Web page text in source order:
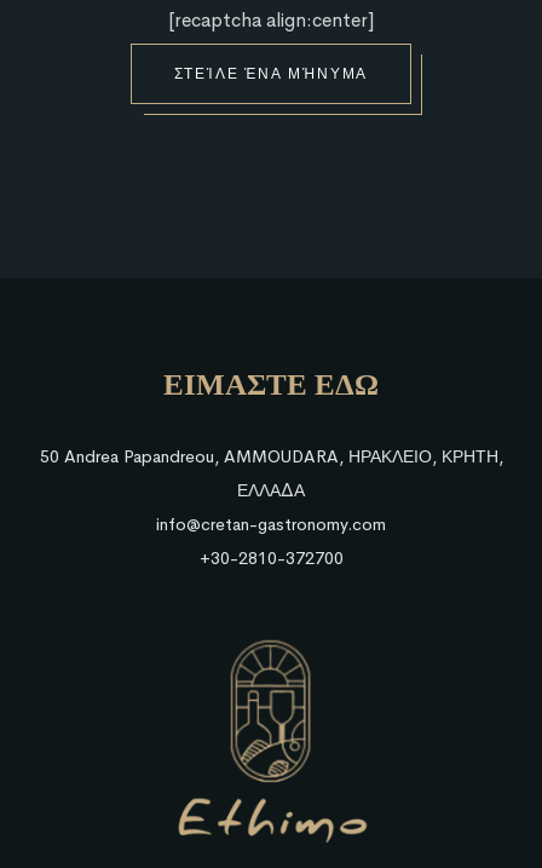
[recaptcha align:center]
ΣΤΕΊΛΕ ΈΝΑ ΜΉΝΥΜΑ
ΕΙΜΑΣΤΕ ΕΔΩ
50 Andrea Papandreou, AMMOUDARA, ΗΡΑΚΛΕΙΟ, ΚΡΗΤΗ,
ΕΛΛΑΔΑ
info@cretan-gastronomy.com
+30-2810-372700